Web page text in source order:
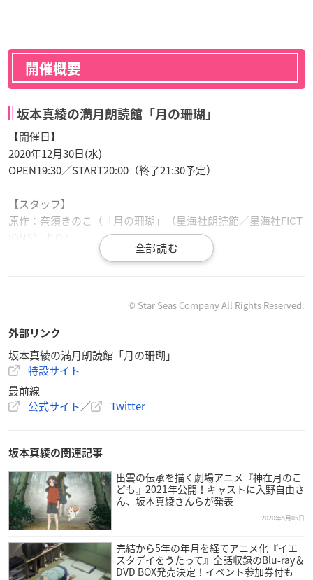
開催概要
坂本真綾の満月朗読館「月の珊瑚」
【開催日】
2020年12月30日(水)
OPEN19:30／START20:00（終了21:30予定）
【スタッフ】
原作：奈須きのこ（「月の珊瑚」（星海社朗読館／星海社FICT
IONS）より）
ビジュアル：武内崇・逢倉千尋
製作総指揮：太田克史（星海社）
【出演】
坂本真綾
※敬称略
【配信プラットフォーム】
【アーカイブ配信】
2020年12月30日(水)イベント終了後～2021年1月6日(水)23:59
【チケット】
販売期間：2020年11月30日(月)19:30～2021年1月6日(水)21:00
配信チケット代：3,300円（税込）
※購入はこちら
© Star Seas Company All Rights Reserved.
外部リンク
坂本真綾の満月朗読館「月の珊瑚」
特設サイト
最前線
公式サイト／ Twitter
坂本真綾の関連記事
出雲の伝承を描く劇場アニメ『神在月のこ
ども』2021年公開！キャストに入野自由さ
ん、坂本真綾さんらが発表
2020年5月05日
完結から5年の年月を経てアニメ化『イエ
スタデイをうたって』全話収録のBlu-ray＆
DVD BOX発売決定！イベント参加券付も